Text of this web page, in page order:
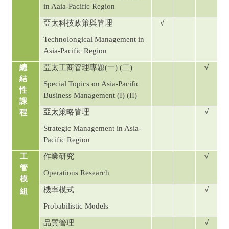
in Aaia-Pacific Region
亞太科技政策與管理
Technolongical Management in
Asia-Pacific Region
√
總
結
性
課
程
亞太工商管理專題(一) (二)
Special Topics on Asia-Pacific
Business Management (I) (II)
√
亞太策略管理
Strategic Management in Asia-
Pacific Region
√
工
管
模
組
作業研究
Operations Research
√
機率模式
Probabilistic Models
√
品質管理
√